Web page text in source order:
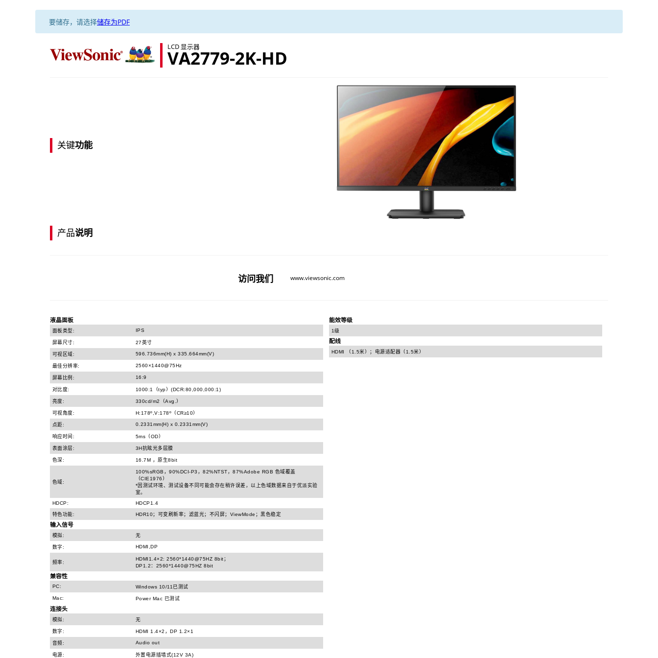
要储存，请选择储存为PDF
LCD 显示器
VA2779-2K-HD
关键功能
产品说明
访问我们 www.viewsonic.com
液晶面板
面板类型: IPS
屏幕尺寸: 27英寸
可视区域: 596.736mm(H) x 335.664mm(V)
最佳分辨率: 2560×1440@75Hz
屏幕比例: 16:9
对比度: 1000:1（typ）(DCR:80,000,000:1)
亮度: 330cd/m2（Avg.）
可视角度: H:178º,V:178º（CR≥10）
点距: 0.2331mm(H) x 0.2331mm(V)
响应时间: 5ms（OD）
表面涂层: 3H抗眩光多层膜
色深: 16.7M ，原生8bit
色域:
100%sRGB，90%DCI-P3，82%NTST，87%Adobe RGB 色域覆盖
（CIE1976）
*因测试环境、测试设备不同可能会存在稍许误差，以上色域数据来自于优派实验
室。
HDCP:
HDCP1.4
特色功能: HDR10；可变刷新率；滤蓝光；不闪屏；ViewMode；黑色稳定
输入信号
模拟: 无
数字: HDMI,DP
频率:
HDMI1.4×2: 2560*1440@75HZ 8bit；
DP1.2：2560*1440@75HZ 8bit
兼容性
PC: Windows 10/11已测试
Mac: Power Mac 已测试
连接头
模拟: 无
数字: HDMI 1.4×2，DP 1.2×1
音频: Audio out
电源: 外置电源插墙式(12V 3A)
能效等级
1级
配线
HDMI （1.5米）；电源适配器（1.5米）